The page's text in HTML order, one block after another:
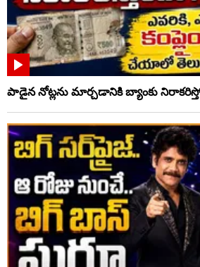
పాడైన నోట్లను మార్చడానికి బ్యాంకు